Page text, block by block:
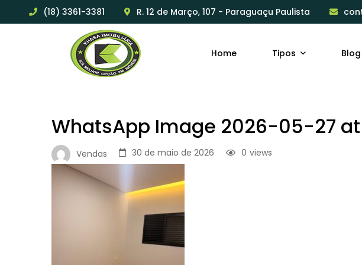
(18) 3361-3381 R. 12 de Março, 107 - Paraguaçu Paulista
Home Tipos Blog
WhatsApp Image 2026-05-27 at
Vendas 30 de maio de 2026 views
0